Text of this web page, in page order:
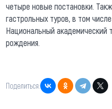
четыре новые постановки.
гастрольных туров, в том
Национальный академический
рождения.
Поделиться: